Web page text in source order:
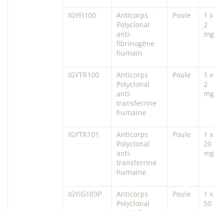
IGYFI100
Anticorps
Polyclonal
anti-
fibrinogène
humain
Poule
1 x
2
mg
IGYTR100
Anticorps
Polyclonal
anti-
transferrine
humaine
Poule
1 x
2
mg
IGYTR101
Anticorps
Polyclonal
anti-
transferrine
humaine
Poule
1 x
20
mg
IGYIG103P
Anticorps
Polyclonal
Poule
1 x
50